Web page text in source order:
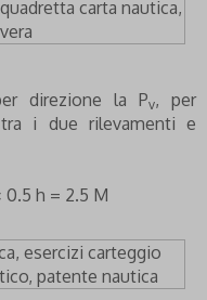
direzione la Pv, per
i due rilevamenti e
0.5 h = 2.5 M